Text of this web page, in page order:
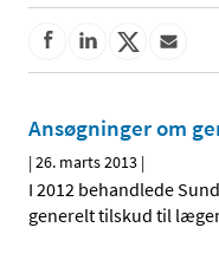
Ansøgninger om
|26. marts 2013 |
I 2012 behandlede
generelt tilskud til